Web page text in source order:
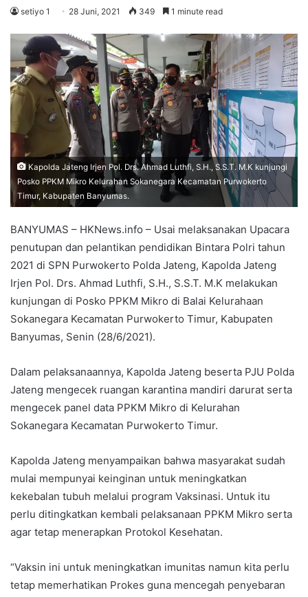
setiyo 1 28 Juni, 2021 349 1 minute read
Kapolda Jateng Irjen Pol. Drs. Ahmad Luthfi, S.H., S.S.T. M.K kunjungi
Posko PPKM Mikro Kelurahan Sokanegara Kecamatan Purwokerto
Timur, Kabupaten Banyumas.
BANYUMAS – HKNews.info – Usai melaksanakan Upacara
penutupan dan pelantikan pendidikan Bintara Polri tahun
2021 di SPN Purwokerto Polda Jateng, Kapolda Jateng
Irjen Pol. Drs. Ahmad Luthfi, S.H., S.S.T. M.K melakukan
kunjungan di Posko PPKM Mikro di Balai Kelurahaan
Sokanegara Kecamatan Purwokerto Timur, Kabupaten
Banyumas, Senin (28/6/2021).
Dalam pelaksanaannya, Kapolda Jateng beserta PJU Polda
Jateng mengecek ruangan karantina mandiri darurat serta
mengecek panel data PPKM Mikro di Kelurahan
Sokanegara Kecamatan Purwokerto Timur.
Kapolda Jateng menyampaikan bahwa masyarakat sudah
mulai mempunyai keinginan untuk meningkatkan
kekebalan tubuh melalui program Vaksinasi. Untuk itu
perlu ditingkatkan kembali pelaksanaan PPKM Mikro serta
agar tetap menerapkan Protokol Kesehatan.
“Vaksin ini untuk meningkatkan imunitas namun kita perlu
tetap memerhatikan Prokes guna mencegah penyebaran